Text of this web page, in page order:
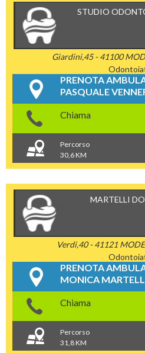
STUDIO
Giardini,45 - 41100
PRENOTA
PASQUALE
Chiama
Percorso
30,6 KM
MARTELLI
Verdi,40 - 41121
PRENOTA
MONICA
Chiama
Percorso
31,8 KM